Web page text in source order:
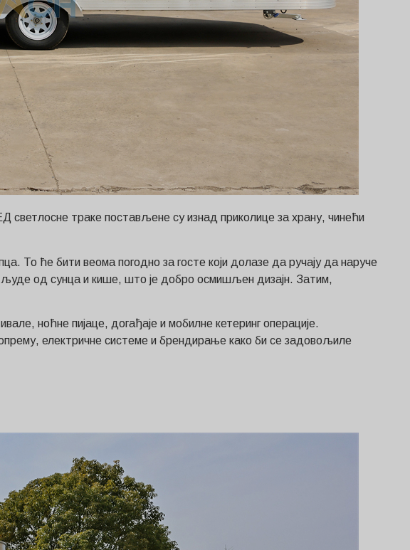
траке постављене су изнад приколице за храну, чинећи
То ће бити веома погодно за госте који долазе да ручају да наруче
људе од сунца и кише, што је добро осмишљен дизајн. Затим,
ноћне пијаце, догађаје и мобилне кетеринг операције.
електричне системе и брендирање како би се задовољиле